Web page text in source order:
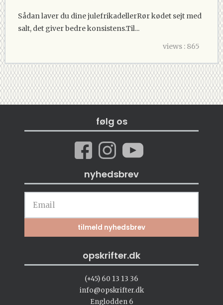
Sådan laver du dine julefrikadellerRør kødet sejt med
salt, det giver bedre konsistens.Til...
views : 865
følg os
nyhedsbrev
opskrifter.dk
(+45) 60 13 13 36
info@opskrifter.dk
Englodden 6